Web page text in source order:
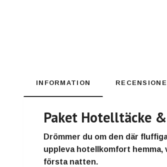
INFORMATION
Paket Hotelltäcke
Drömmer du om den där
uppleva hotellkomfort
första natten.